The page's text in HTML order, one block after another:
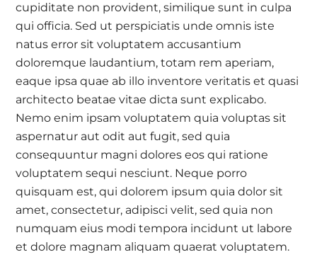
cupiditate non provident, similique sunt in culpa
qui officia. Sed ut perspiciatis unde omnis iste
natus error sit voluptatem accusantium
doloremque laudantium, totam rem aperiam,
eaque ipsa quae ab illo inventore veritatis et quasi
architecto beatae vitae dicta sunt explicabo.
Nemo enim ipsam voluptatem quia voluptas sit
aspernatur aut odit aut fugit, sed quia
consequuntur magni dolores eos qui ratione
voluptatem sequi nesciunt. Neque porro
quisquam est, qui dolorem ipsum quia dolor sit
amet, consectetur, adipisci velit, sed quia non
numquam eius modi tempora incidunt ut labore
et dolore magnam aliquam quaerat voluptatem.